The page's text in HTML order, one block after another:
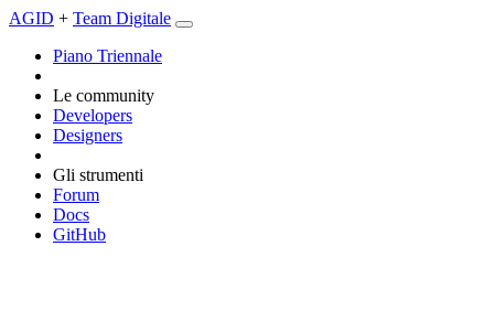
AGID + Team Digitale
Piano Triennale
Le community
Developers
Designers
Gli strumenti
Forum
Docs
GitHub